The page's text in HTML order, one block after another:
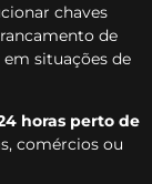
chaves
de
situações de
horas perto de
comércios ou